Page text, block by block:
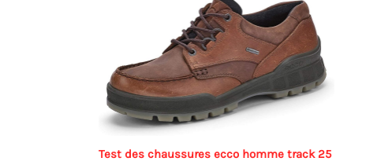
Test des chaussures ecco homme track 25